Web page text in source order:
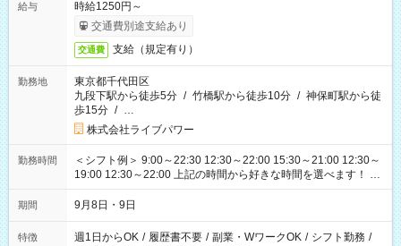
給与
時給1250円～
交通費別途支給あり
交通費 支給（規定有り）
勤務地
東京都千代田区
九段下駅から徒歩5分 / 竹橋駅から徒歩10分 / 神保町駅から徒
歩15分 / …
株式会社ライブパワー
勤務時間
＜シフト例＞ 9:00～22:30 12:30～22:00 15:30～21:00 12:30～
19:00 12:30～22:00 上記の時間から好きな時間を選べます！ ※
時間は変更となる可能性があります
期間 9月8日・9日
特徴 週1日からOK / 履歴書不要 / 副業・WワークOK / シフト勤務 /